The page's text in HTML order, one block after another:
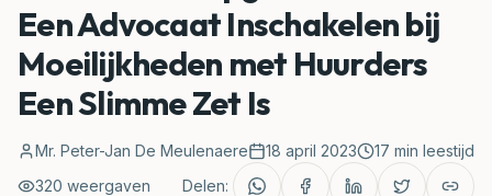
Over Ons
Rechtbanken
Blog
Een Advocaat Inschakelen bij
Moeilijkheden met Huurders
Een Slimme Zet Is
Mr. Peter-Jan De Meulenaere 18 april 2023 17 min leestijd
320 weergaven Delen: